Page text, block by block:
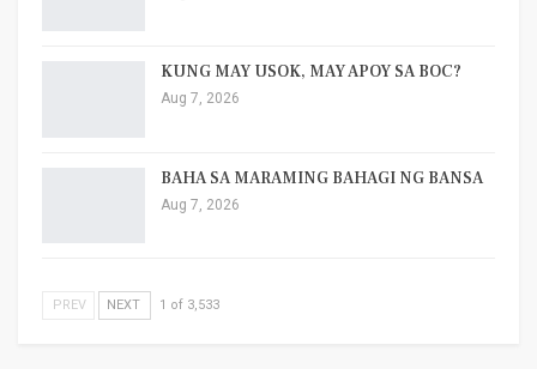
KUNG MAY USOK, MAY APOY SA BOC?
Aug 7, 2026
BAHA SA MARAMING BAHAGI NG BANSA
Aug 7, 2026
PREV NEXT 1 of 3,533